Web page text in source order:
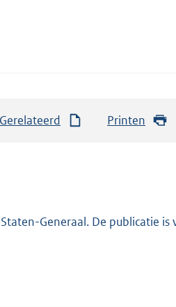
Gerelateerd Printen
Generaal. De publicatie is